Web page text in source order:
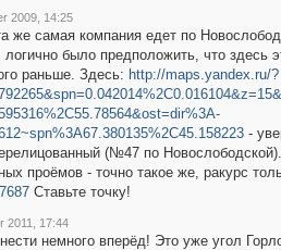
2009, 14:25
же самая компания едет по
логично было предположить, что здесь
раньше. Здесь: http://maps.yandex.ru/?
-
(№47 по Новослободской).
проёмов - точно такое же, ракурс
Ставьте точку!
2011, 17:44
немного вперёд! Это уже угол